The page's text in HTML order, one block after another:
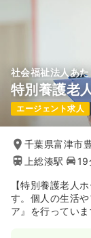
日勤のみ（
給与 時給
時間 8:00～
時給1,500円
社会福祉法人あ
特別養護老
エージェント求人
千葉県富津市
上総湊駅
19
【特別養護老人
す。個人の生活
ア』を行ってい